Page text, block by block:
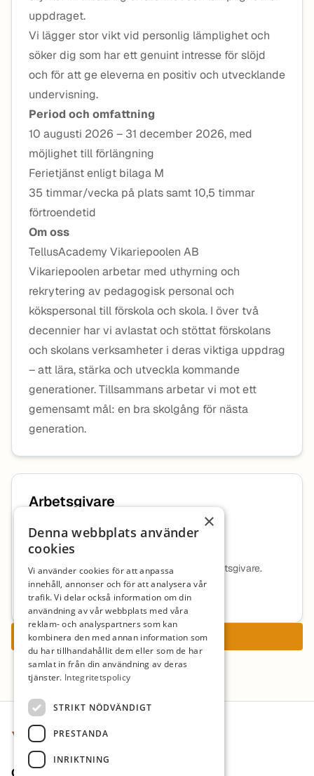
uppdraget.
Vi lägger stor vikt vid personlig lämplighet och
söker dig som har ett genuint intresse för slöjd
och för att ge eleverna en positiv och utvecklande
undervisning.
Period och omfattning
10 augusti 2026 – 31 december 2026, med
möjlighet till förlängning
Ferietjänst enligt bilaga M
35 timmar/vecka på plats samt 10,5 timmar
förtroendetid
Om oss
TellusAcademy Vikariepoolen AB
Vikariepoolen arbetar med uthyrning och
rekrytering av pedagogisk personal och
kökspersonal till förskola och skola. I över två
decennier har vi avlastat och stöttat förskolans
och skolans verksamheter i deras viktiga uppdrag
– att lära, stärka och utveckla kommande
generationer. Tillsammans arbetar vi mot ett
gemensamt mål: en bra skolgång för nästa
generation.
Arbetsgivare
Tellusgruppen AB
Ingen beskrivning tillgänglig för denna arbetsgivare.
Mer information om arbetsgivaren
Ansök nu
Sidfot
Om oss
×
Denna webbplats använder
cookies
Vi använder cookies för att anpassa
innehåll, annonser och för att analysera vår
trafik. Vi delar också information om din
användning av vår webbplats med våra
reklam- och analyspartners som kan
kombinera den med annan information som
du har tillhandahållit dem eller som de har
samlat in från din användning av deras
tjänster. Integritetspolicy
STRIKT NÖDVÄNDIGT
PRESTANDA
INRIKTNING